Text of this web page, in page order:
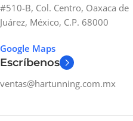
#510-B, Col. Centro, Oaxaca de
Juárez, México, C.P. 68000
Google Maps
Escríbenos
ventas@hartunning.com.mx